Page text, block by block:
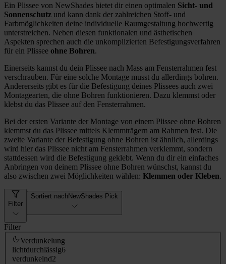
Ein Plissee von NewShades bietet dir einen optimalen Sicht- und
Sonnenschutz und kann dank der zahlreichen Stoff- und
Farbmöglichkeiten deine individuelle Raumgestaltung hochwertig
unterstreichen. Neben diesen funktionalen und ästhetischen
Aspekten sprechen auch die unkomplizierten Befestigungsverfahren
für ein Plissee ohne Bohren.
Einerseits kannst du dein Plissee nach Mass am Fensterrahmen fest
verschrauben. Für eine solche Montage musst du allerdings bohren.
Andererseits gibt es für die Befestigung deines Plissees auch zwei
Montagearten, die ohne Bohren funktionieren. Dazu klemmst oder
klebst du das Plissee auf den Fensterrahmen.
Bei der ersten Variante der Montage von einem Plissee ohne Bohren
klemmst du das Plissee mittels Klemmträgern am Rahmen fest. Die
zweite Variante der Befestigung ohne Bohren ist ähnlich, allerdings
wird hier das Plissee nicht am Fensterrahmen verklemmt, sondern
stattdessen wird die Befestigung geklebt. Wenn du dir ein einfaches
Anbringen von deinem Plissee ohne Bohren wünschst, kannst du
also zwischen zwei Möglichkeiten wählen: Klemmen oder Kleben.
Filter
Sortiert nachNewShades Pick
Filter
Verdunkelung
lichtdurchlässig6
verdunkelnd2